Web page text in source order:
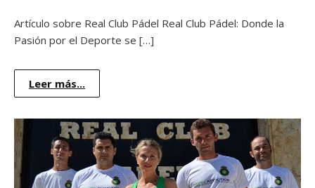
Artículo sobre Real Club Pádel Real Club Pádel: Donde la
Pasión por el Deporte se […]
Leer más...